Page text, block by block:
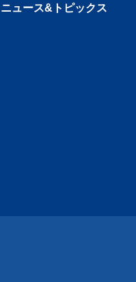
ニュース&トピックス